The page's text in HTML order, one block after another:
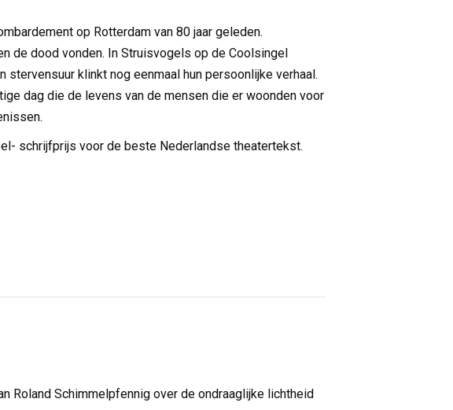
op Rotterdam van 80 jaar geleden.
de dood vonden. In Struisvogels op de Coolsingel
klinkt nog eenmaal hun persoonlijke verhaal.
dag die de levens van de mensen die er woonden voor
schrijfprijs voor de beste Nederlandse theatertekst.
Roland Schimmelpfennig over de ondraaglijke lichtheid